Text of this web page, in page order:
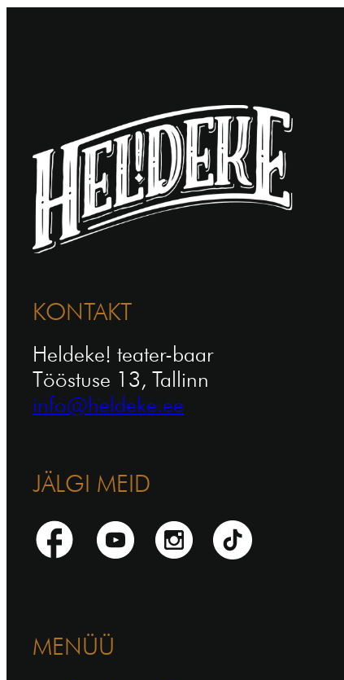
KONTAKT
Heldeke! teater-baar
Tööstuse 13, Tallinn
info@heldeke.ee
JÄLGI MEID
MENÜÜ